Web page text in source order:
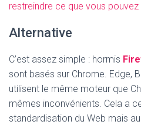
restreindre ce que vous
Alternative
C’est assez simple : hormis
sont basés sur Chrome. Edge,
utilisent le même moteur que
mêmes inconvénients. Cela a
standardisation du Web mais